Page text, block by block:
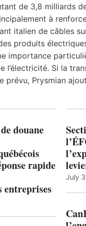
de 3,8 milliards
à
italien de câbles
produits
importance
l’électricité. Si la
prévu, Prysmian
douane
rapide
entreprises
July